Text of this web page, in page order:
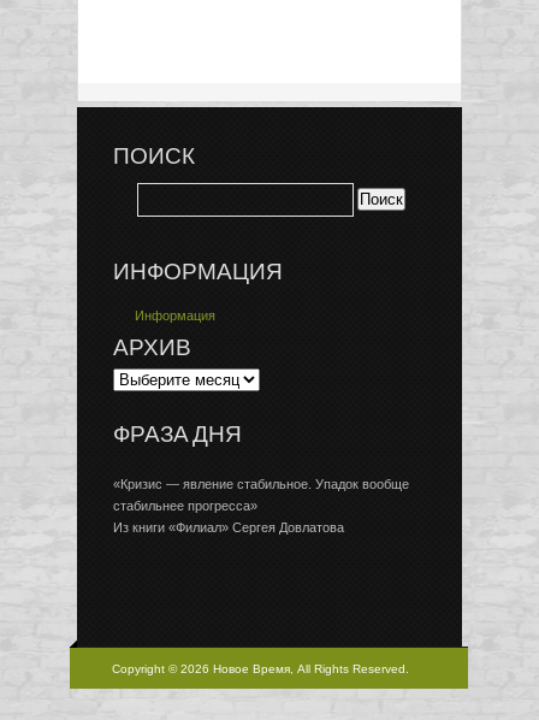
ПОИСК
ИНФОРМАЦИЯ
Информация
АРХИВ
ФРАЗА ДНЯ
«Кризис — явление стабильное. Упадок вообще
стабильнее прогресса»
Из книги «Филиал» Сергея Довлатова
Copyright © 2026 Новое Время, All Rights Reserved.